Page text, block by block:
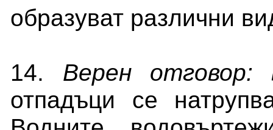
образуват различни
14. Верен
отпадъци се